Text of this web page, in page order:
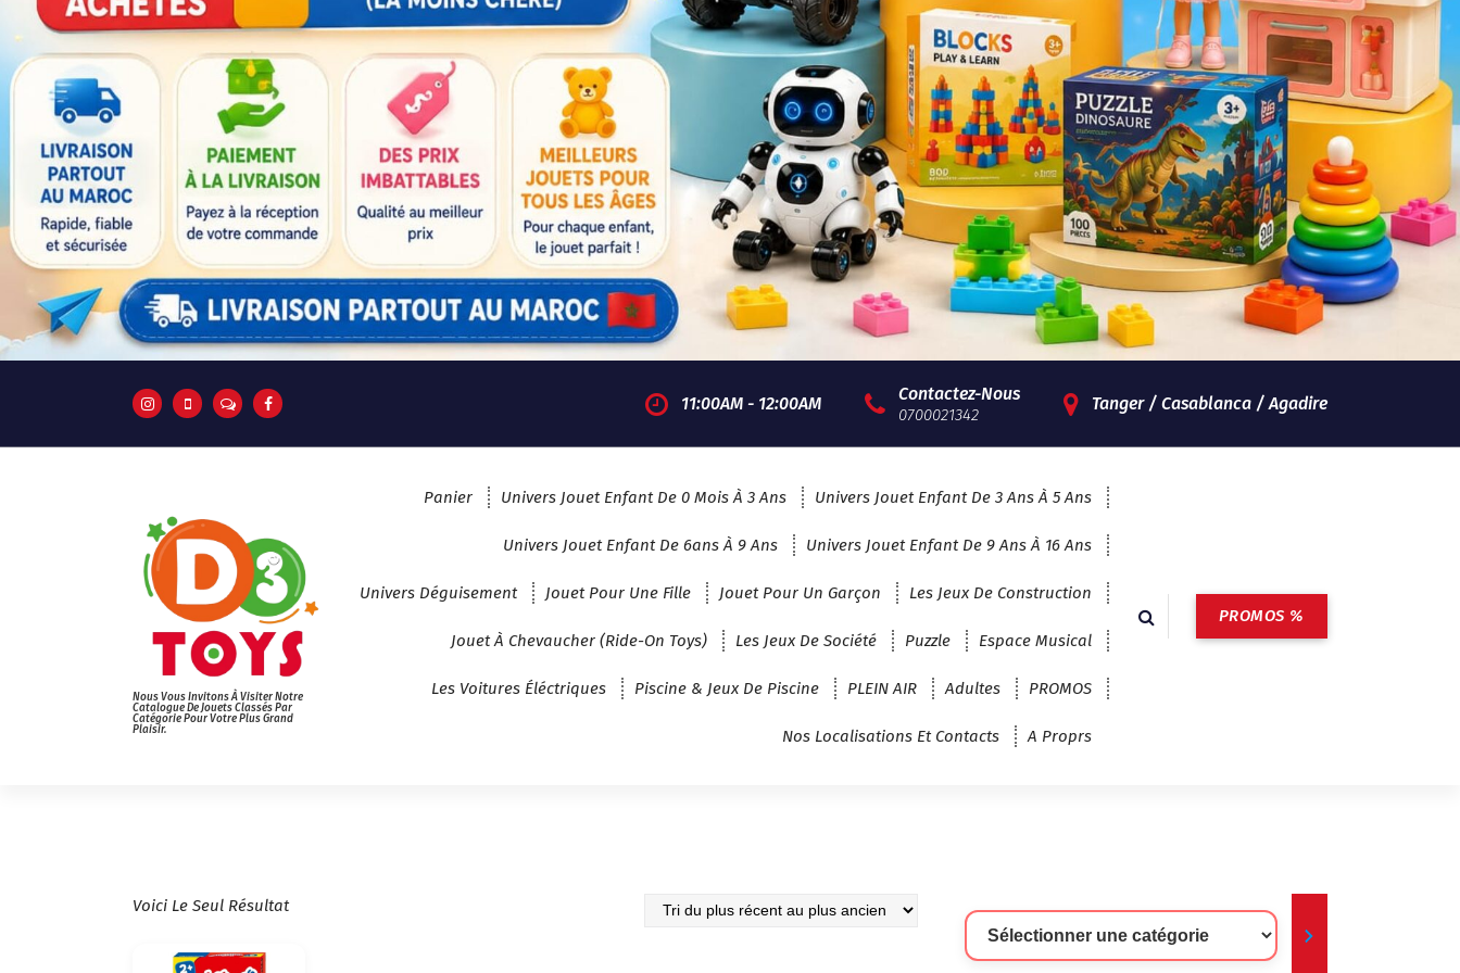
11:00AM - 12:00AM Contactez-Nous
0700021342
Tanger / Casablanca / Agadire
Nous Vous Invitons À Visiter Notre
Catalogue De Jouets Classés Par
Catégorie Pour Votre Plus Grand
Plaisir.
Panier Univers Jouet Enfant De 0 Mois À 3 Ans Univers Jouet Enfant De 3 Ans À 5 Ans
Univers Jouet Enfant De 6ans À 9 Ans Univers Jouet Enfant De 9 Ans À 16 Ans
Univers Déguisement Jouet Pour Une Fille Jouet Pour Un Garçon Les Jeux De Construction
Jouet À Chevaucher (Ride-On Toys) Les Jeux De Société Puzzle Espace Musical
Les Voitures Éléctriques Piscine & Jeux De Piscine PLEIN AIR Adultes PROMOS
Nos Localisations Et Contacts A Proprs
PROMOS %
Voici Le Seul Résultat
Sélectionner
Une